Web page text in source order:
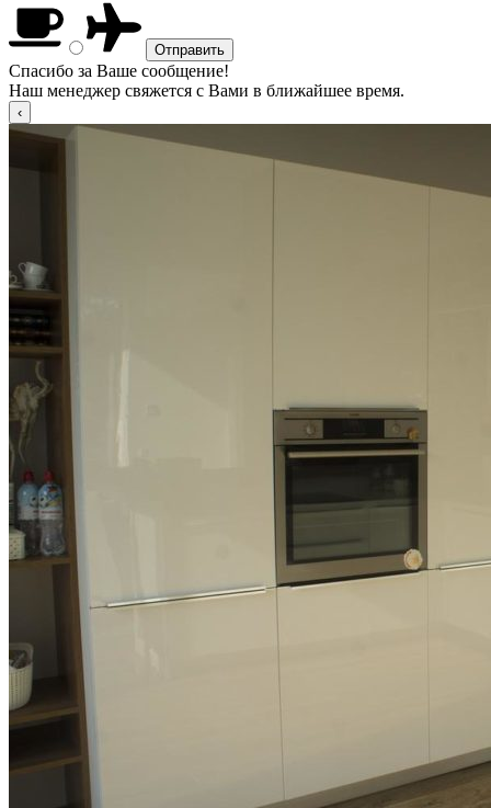
Спасибо за Ваше сообщение!
Наш менеджер свяжется с Вами в ближайшее время.